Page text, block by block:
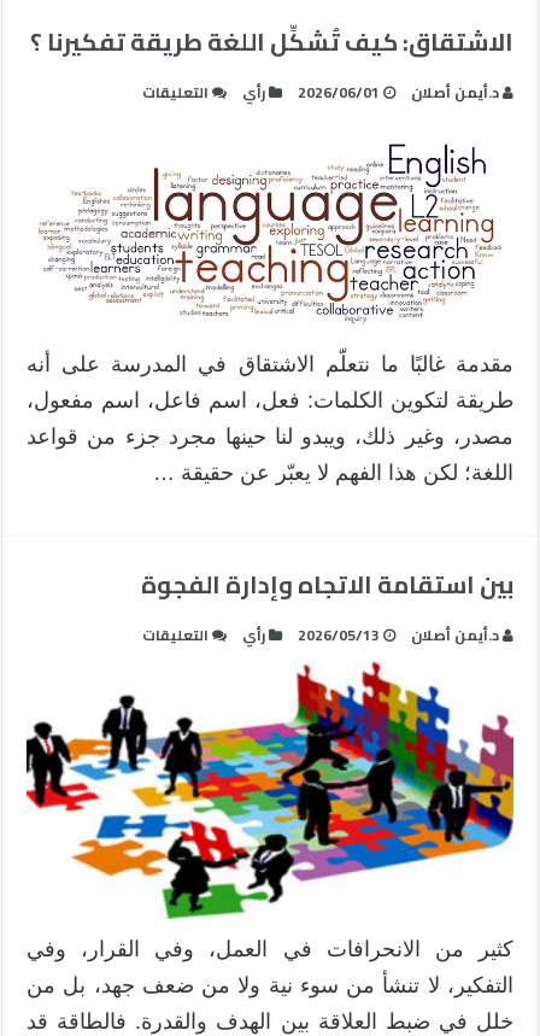
الاشتقاق: كيف تُشكِّل اللغة طريقة تفكيرنا ؟
د.أيمن أصلان 2026/06/01 رأي التعليقات
اللغة
طريقة
تفكيرنا
؟
مقدمة غالبًا ما نتعلّم الاشتقاق في المدرسة على أنه
طريقة لتكوين الكلمات: فعل، اسم فاعل، اسم مفعول،
مصدر، وغير ذلك، ويبدو لنا حينها مجرد جزء من قواعد
اللغة؛ لكن هذا الفهم لا يعبّر عن حقيقة …
بين استقامة الاتجاه وإدارة الفجوة
د.أيمن أصلان 2026/05/13 رأي التعليقات
استقامة
الاتجاه
وإدارة
الفجوة
مغلقة
كثير من الانحرافات في العمل، وفي القرار، وفي
التفكير، لا تنشأ من سوء نية ولا من ضعف جهد، بل من
خلل في ضبط العلاقة بين الهدف والقدرة. فالطاقة قد